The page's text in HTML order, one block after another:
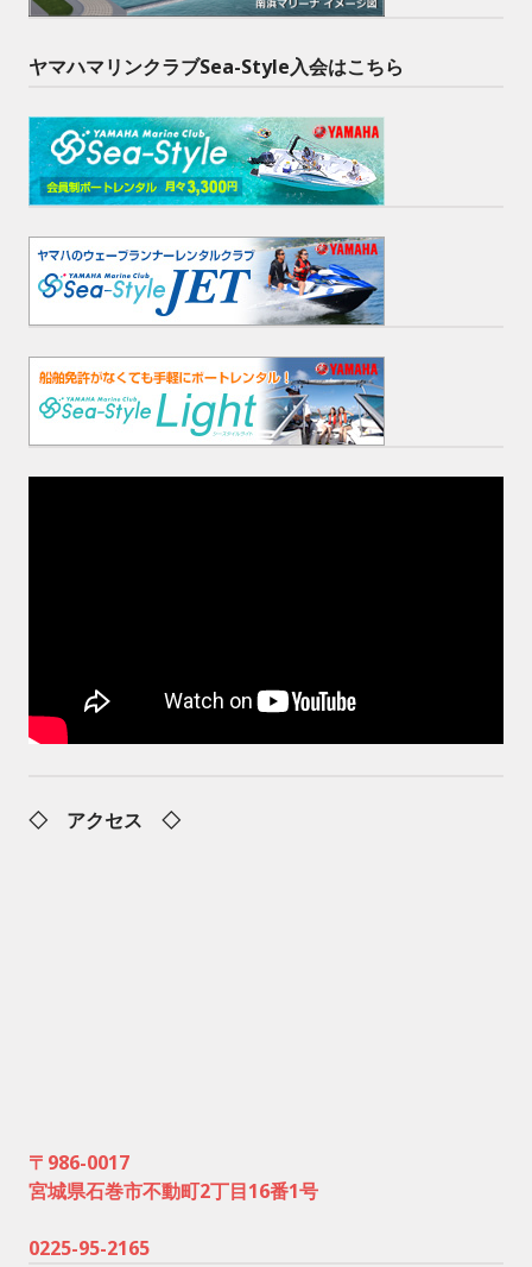
ヤマハマリンクラブSea-Style入会はこちら
◇ アクセス ◇
〒986-0017
宮城県石巻市不動町2丁目16番1号
0225-95-2165